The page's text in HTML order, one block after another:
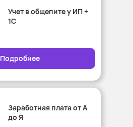
Учет в общепите у ИП +
1С
Подробнее
Заработная плата от А
до Я